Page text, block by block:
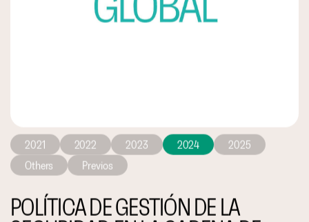
2021 2022 2023 2024
2025
Others
Previos
POLÍTICA DE GESTIÓN DE LA